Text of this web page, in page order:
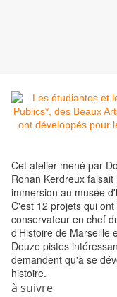
Cet atelier mené par
Ronan Kerdreux
immersion au musée
C'est 12 projets qui
conservateur en chef
d’Histoire de Marseille
Douze pistes
demandent qu'à se
histoire.
à suivre